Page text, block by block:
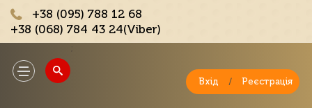
+38 (095) 788 12 68
+38 (068) 784 43 24(Viber)
Toggle
navigation
Вхід / Реєстрація